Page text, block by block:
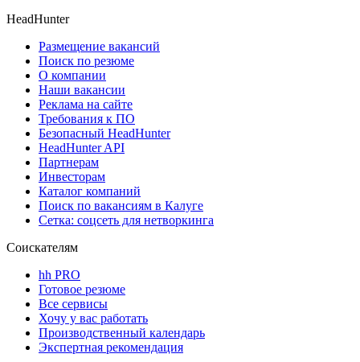
HeadHunter
Размещение вакансий
Поиск по резюме
О компании
Наши вакансии
Реклама на сайте
Требования к ПО
Безопасный HeadHunter
HeadHunter API
Партнерам
Инвесторам
Каталог компаний
Поиск по вакансиям в Калуге
Сетка: соцсеть для нетворкинга
Соискателям
hh PRO
Готовое резюме
Все сервисы
Хочу у вас работать
Производственный календарь
Экспертная рекомендация